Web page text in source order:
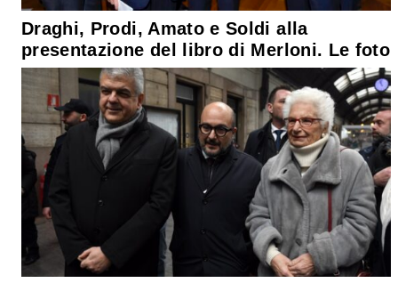
Draghi, Prodi, Amato e Soldi alla
presentazione del libro di Merloni. Le foto